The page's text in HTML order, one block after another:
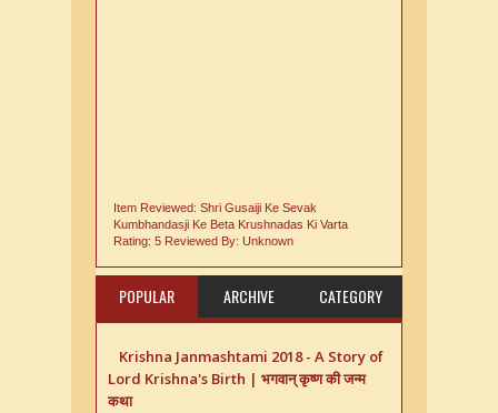
Item Reviewed: Shri Gusaiji Ke Sevak
Kumbhandasji Ke Beta Krushnadas Ki Varta
Rating: 5 Reviewed By: Unknown
POPULAR ARCHIVE CATEGORY
Krishna Janmashtami 2018 - A Story of
Lord Krishna's Birth | भगवान् कृष्ण की जन्म
कथा